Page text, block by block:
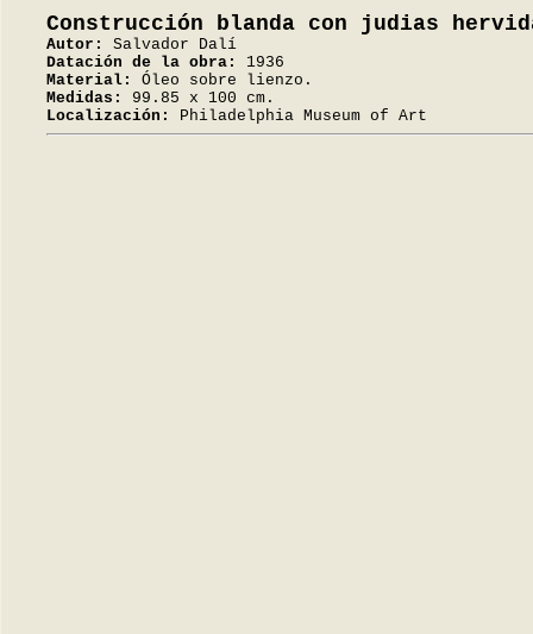
Construcción blanda con judias
Autor:
Salvador Dalí
Datación de la obra:
1936
Material:
Óleo sobre lienzo.
Medidas:
99.85 x 100 cm.
Localización:
Philadelphia Museum of Art